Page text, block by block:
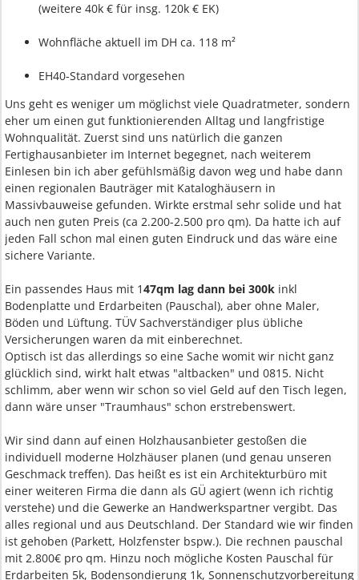
(weitere 40k € für insg. 120k € EK)
Wohnfläche aktuell im DH ca. 118 m²
EH40-Standard vorgesehen
Uns geht es weniger um möglichst viele Quadratmeter, sondern
eher um einen gut funktionierenden Alltag und langfristige
Wohnqualität. Zuerst sind uns natürlich die ganzen
Fertighausanbieter im Internet begegnet, nach weiterem
Einlesen bin ich aber gefühlsmäßig davon weg und habe dann
einen regionalen Bauträger mit Kataloghäusern in
Massivbauweise gefunden. Wirkte erstmal sehr solide und hat
auch nen guten Preis (ca 2.200-2.500 pro qm). Da hatte ich auf
jeden Fall schon mal einen guten Eindruck und das wäre eine
sichere Variante.
Ein passendes Haus mit 147qm lag dann bei 300k inkl
Bodenplatte und Erdarbeiten (Pauschal), aber ohne Maler,
Böden und Lüftung. TÜV Sachverständiger plus übliche
Versicherungen waren da mit einberechnet.
Optisch ist das allerdings so eine Sache womit wir nicht ganz
glücklich sind, wirkt halt etwas "altbacken" und 0815. Nicht
schlimm, aber wenn wir schon so viel Geld auf den Tisch legen,
dann wäre unser "Traumhaus" schon erstrebenswert.
Wir sind dann auf einen Holzhausanbieter gestoßen die
individuell moderne Holzhäuser planen (und genau unseren
Geschmack treffen). Das heißt es ist ein Architekturbüro mit
einer weiteren Firma die dann als GÜ agiert (wenn ich richtig
verstehe) und die Gewerke an Handwerkspartner vergibt. Das
alles regional und aus Deutschland. Der Standard wie wir finden
ist gehoben (Parkett, Holzfenster bspw.). Die rechnen pauschal
mit 2.800€ pro qm. Hinzu noch mögliche Kosten Pauschal für
Erdarbeiten 5k, Bodensondierung 1k, Sonnenschutzvorbereitung